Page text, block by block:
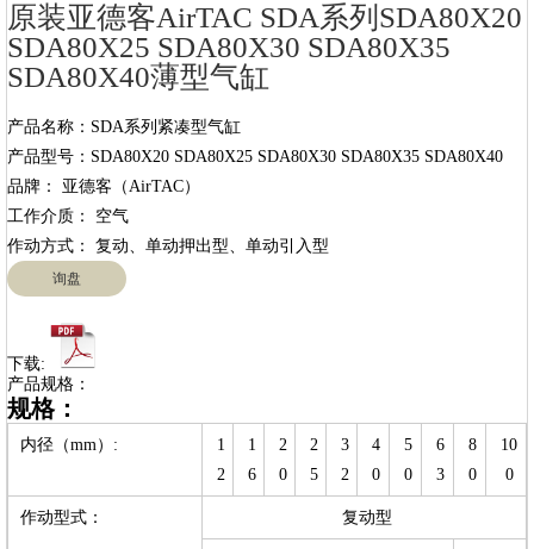
原装亚德客AirTAC SDA系列SDA80X20
SDA80X25 SDA80X30 SDA80X35
SDA80X40薄型气缸
产品名称：SDA系列紧凑型气缸
产品型号：SDA80X20 SDA80X25 SDA80X30 SDA80X35 SDA80X40
品牌： 亚德客（AirTAC）
工作介质： 空气
询盘
下载:
产品规格：
规格：
内径（mm）:
1
2
1
6
2
0
2
5
3
2
4
0
5
0
6
3
8
0
10
0
作动型式： 复动型